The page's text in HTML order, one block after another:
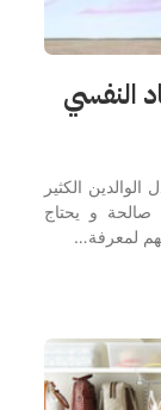
النفسي
الكثير
صالحة و يحتاج
لمعرفة…